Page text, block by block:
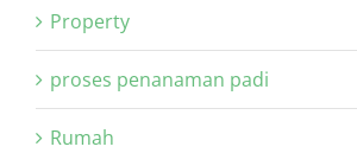
Property
proses penanaman padi
Rumah